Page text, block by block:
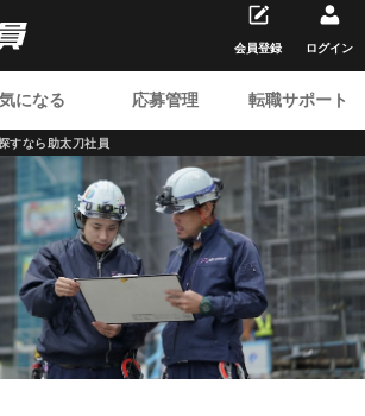
すなら助太刀社員
気になる 応募管理 転職サポート
会員登録 ログイン